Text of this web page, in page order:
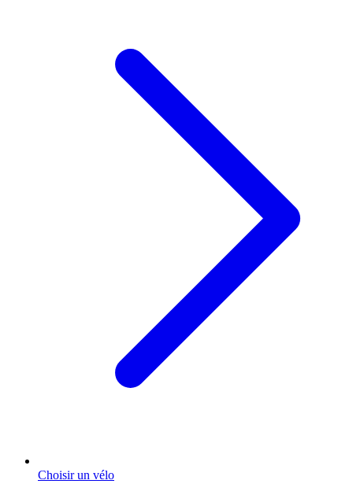
Choisir un vélo